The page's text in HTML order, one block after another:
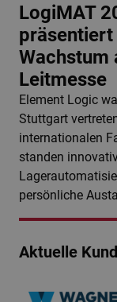
LogiMAT
präsentiert
Leitmesse
Element Logic
Stuttgart
internationalen
standen
persönliche
Aktuelle